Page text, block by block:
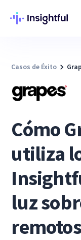
Casos de Éxito
Cómo
utiliza
luz
remotos